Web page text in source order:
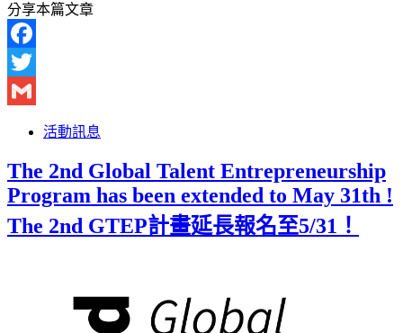
分享本篇文章
Facebook
Twitter
活動訊息
The 2nd Global Talent Entrepreneurship
Program has been extended to May 31th !
The 2nd GTEP計畫延長報名至5/31！